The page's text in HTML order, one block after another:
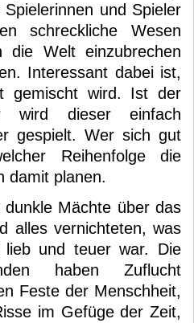
und Spieler
schreckliche Wesen
die Welt einzubrechen
Interessant dabei ist,
gemischt wird. Ist der
wird dieser einfach
gespielt. Wer sich gut
Reihenfolge die
damit planen.
Mächte über das
alles vernichteten, was
lieb und teuer war. Die
haben Zuflucht
Feste der Menschheit,
im Gefüge der Zeit,